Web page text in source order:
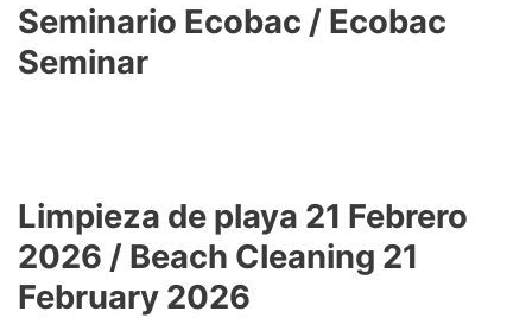
Seminario Ecobac / Ecobac
Seminar
Limpieza de playa 21 Febrero
2026 / Beach Cleaning 21
February 2026